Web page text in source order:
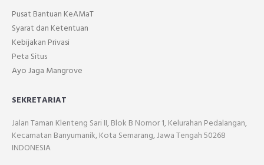
Pusat Bantuan KeAMaT
Syarat dan Ketentuan
Kebijakan Privasi
Peta Situs
Ayo Jaga Mangrove
SEKRETARIAT
Jalan Taman Klenteng Sari II, Blok B Nomor 1, Kelurahan Pedalangan,
Kecamatan Banyumanik, Kota Semarang, Jawa Tengah 50268
INDONESIA